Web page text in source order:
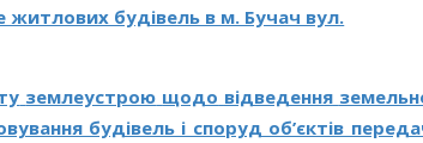
житлових будівель в м. Бучач вул.
землеустрою щодо відведення
будівель і споруд об’єктів